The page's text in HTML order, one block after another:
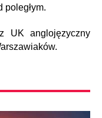
poległym.
UK anglojęzyczny